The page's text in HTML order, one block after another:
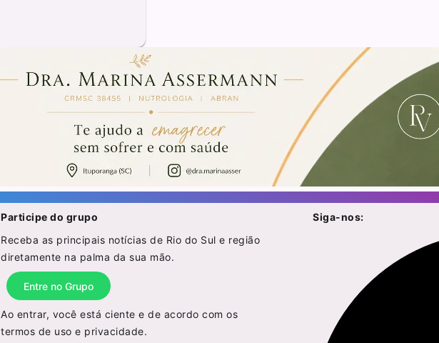
Participe do grupo
Receba as principais notícias de Rio do Sul e região
diretamente na palma da sua mão.
Entre no Grupo
Ao entrar, você está ciente e de acordo com os
termos de uso e privacidade.
Siga-nos: